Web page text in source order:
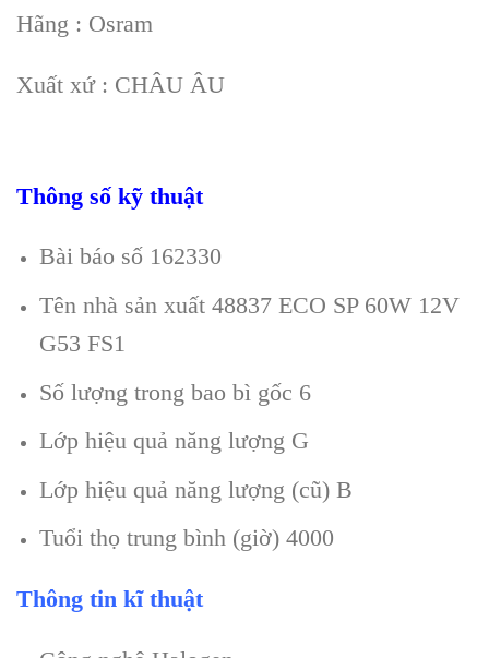
Hãng : Osram
Xuất xứ : CHÂU ÂU
Thông số kỹ thuật
Bài báo số 162330
Tên nhà sản xuất 48837 ECO SP 60W 12V
G53 FS1
Số lượng trong bao bì gốc 6
Lớp hiệu quả năng lượng G
Lớp hiệu quả năng lượng (cũ) B
Tuổi thọ trung bình (giờ) 4000
Thông tin kĩ thuật